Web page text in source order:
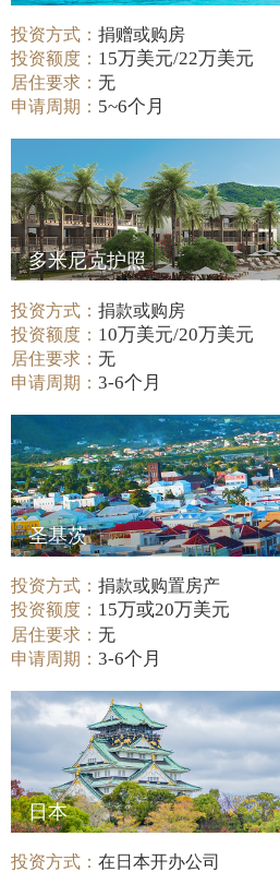
投资方式：捐赠或购房
投资额度： 15万美元/22万美元
居住要求：无
申请周期： 5~6个月
多米尼克护照
投资方式：捐款或购房
投资额度： 10万美元/20万美元
居住要求：无
申请周期：3-6个月
圣基茨
投资方式：捐款或购置房产
投资额度： 15万或20万美元
居住要求：无
申请周期：3-6个月
日本
投资方式：在日本开办公司